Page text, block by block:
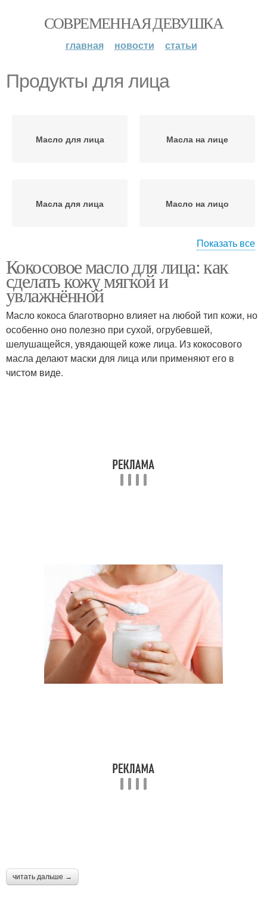
СОВРЕМЕННАЯ ДЕВУШКА
главная новости статьи
Продукты для лица
Масло для лица Масла на лице
Масла для лица Масло на лицо
Натуральный продукт Продукты для борьбы
Показать все
Кокосовое масло для лица: как
сделать кожу мягкой и
увлажнённой
Масло кокоса благотворно влияет на любой тип кожи, но
особенно оно полезно при сухой, огрубевшей,
шелушащейся, увядающей коже лица. Из кокосового
масла делают маски для лица или применяют его в
чистом виде.
читать дальше →